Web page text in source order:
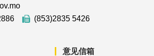
(853)2835 5426
意见信箱